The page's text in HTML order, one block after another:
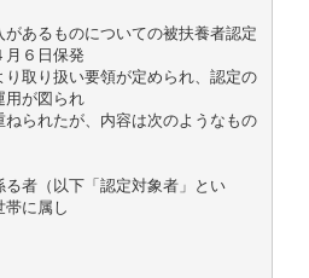
あるものについての被扶養者認定
月６日保発
取り扱い要領が定められ、認定の
用が図られ
られたが、内容は次のようなもの
者（以下「認定対象者」とい
帯に属し